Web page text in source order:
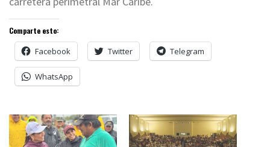
Comparte esto:
Facebook Twitter Telegram
WhatsApp